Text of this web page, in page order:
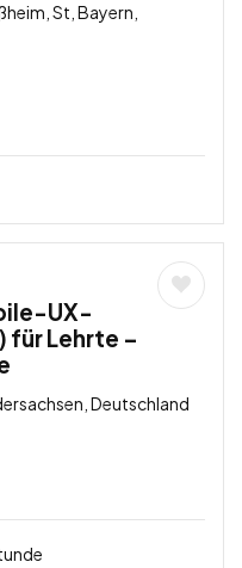
St, Bayern,
UX-
Lehrte –
Deutschland